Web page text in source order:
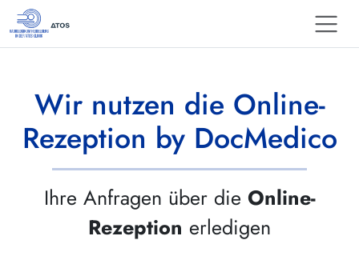
Wir nutzen die Online-
Rezeption by DocMedico
Ihre Anfragen über die Online-
Rezeption erledigen